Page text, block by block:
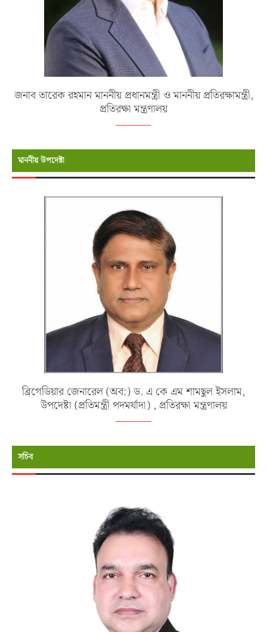
জনাব তারেক রহমান মাননীয় প্রধানমন্ত্রী ও মাননীয় প্রতিরক্ষামন্ত্রী,
প্রতিরক্ষা মন্ত্রণালয়
মাননীয় উপদেষ্টা
ব্রিগেডিয়ার জেনারেল (অব:) ড. এ কে এম শামছুল ইসলাম,
উপদেষ্টা (প্রতিমন্ত্রী পদমর্যাদা) , প্রতিরক্ষা মন্ত্রণালয়
সচিব